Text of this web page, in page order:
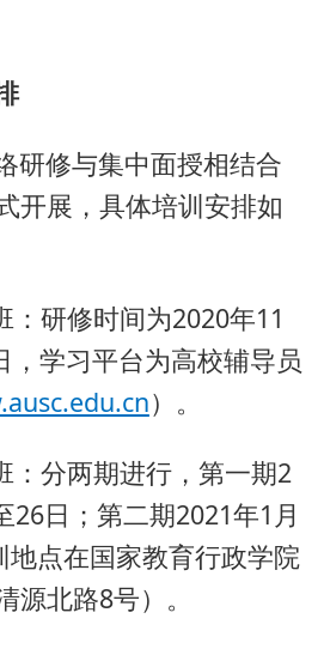
研修与集中面授相结合
开展，具体培训安排如
：研修时间为2020年11
，学习平台为高校辅导员
）。
：分两期进行，第一期2
26日；第二期2021年1月
地点在国家教育行政学院
源北路8号）。